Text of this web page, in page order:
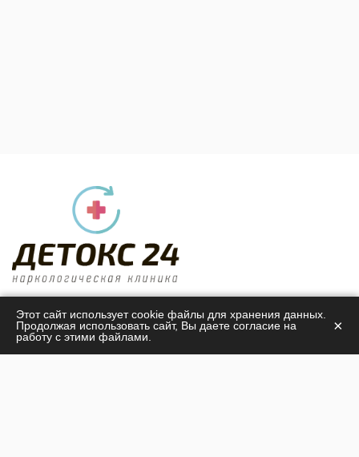
Центр лечения алкогольной и наркотической
зависимости
Детокс 24
Этот сайт использует cookie файлы для хранения данных.
Продолжая использовать сайт, Вы даете согласие на
работу с этими файлами.
×